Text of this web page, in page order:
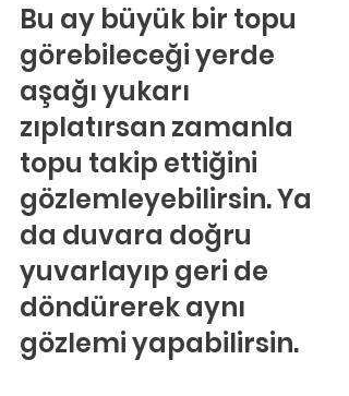
Bu ay büyük bir topu
görebileceği yerde
aşağı yukarı
zıplatırsan zamanla
topu takip ettiğini
gözlemleyebilirsin. Ya
da duvara doğru
yuvarlayıp geri de
döndürerek aynı
gözlemi yapabilirsin.